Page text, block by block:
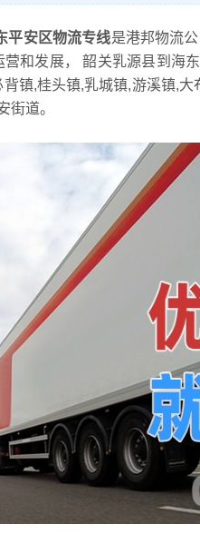
平安区物流专线是港邦物流
营和发展， 韶关乳源县到海
镇,桂头镇,乳城镇,游溪镇,
街道。